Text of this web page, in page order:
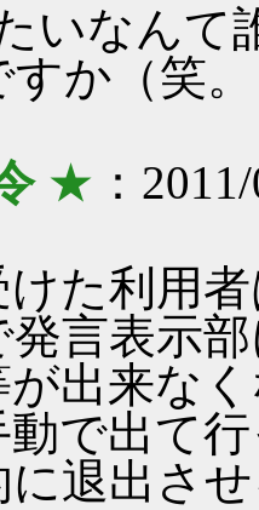
いなんて
か（笑。
★ ：
た利用者
発言表示
出来な
で出て
に退出さ